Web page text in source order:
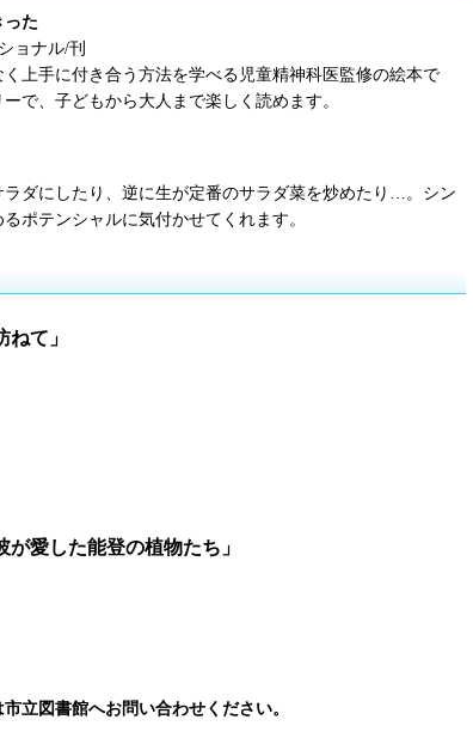
った
ョナル/刊
上手に付き合う方法を学べる児童精神科医監修の絵本で
で、子どもから大人まで楽しく読めます。
ダにしたり、逆に生が定番のサラダ菜を炒めたり…。シン
ポテンシャルに気付かせてくれます。
て」
が愛した能登の植物たち」
立図書館へお問い合わせください。